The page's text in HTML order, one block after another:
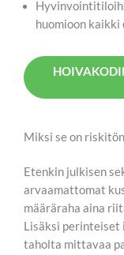
huomioon
Miksi se on
Etenkin julkisen
arvaamattomat
määräraha aina
Lisäksi
taholta mittavaa